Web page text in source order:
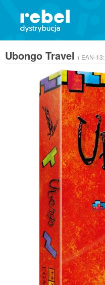
Ubongo Travel ( EAN-13: